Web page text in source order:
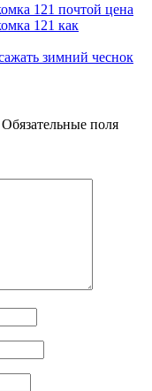
121 почтой цена
121 как
зимний чеснок
Обязательные поля